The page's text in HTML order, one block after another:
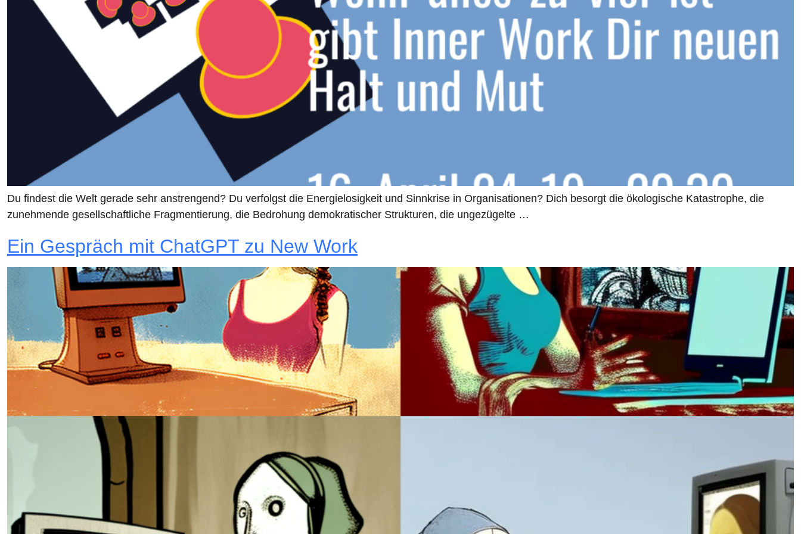
Du findest die Welt gerade sehr anstrengend? Du verfolgst die Energielosigkeit und Sinnkrise in Organisationen? Dich besorgt die ökologische Katastrophe, die
zunehmende gesellschaftliche Fragmentierung, die Bedrohung demokratischer Strukturen, die ungezügelte …
Ein Gespräch mit ChatGPT zu New Work